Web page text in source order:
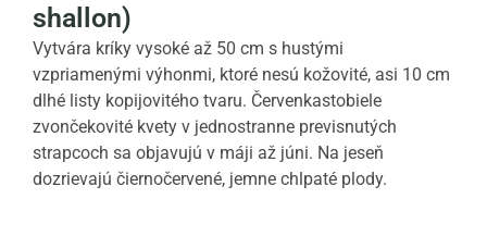
shallon)
Vytvára kríky vysoké až 50 cm s hustými
vzpriamenými výhonmi, ktoré nesú kožovité, asi 10 cm
dlhé listy kopijovitého tvaru. Červenkastobiele
zvončekovité kvety v jednostranne previsnutých
strapcoch sa objavujú v máji až júni. Na jeseň
dozrievajú čiernočervené, jemne chlpaté plody.